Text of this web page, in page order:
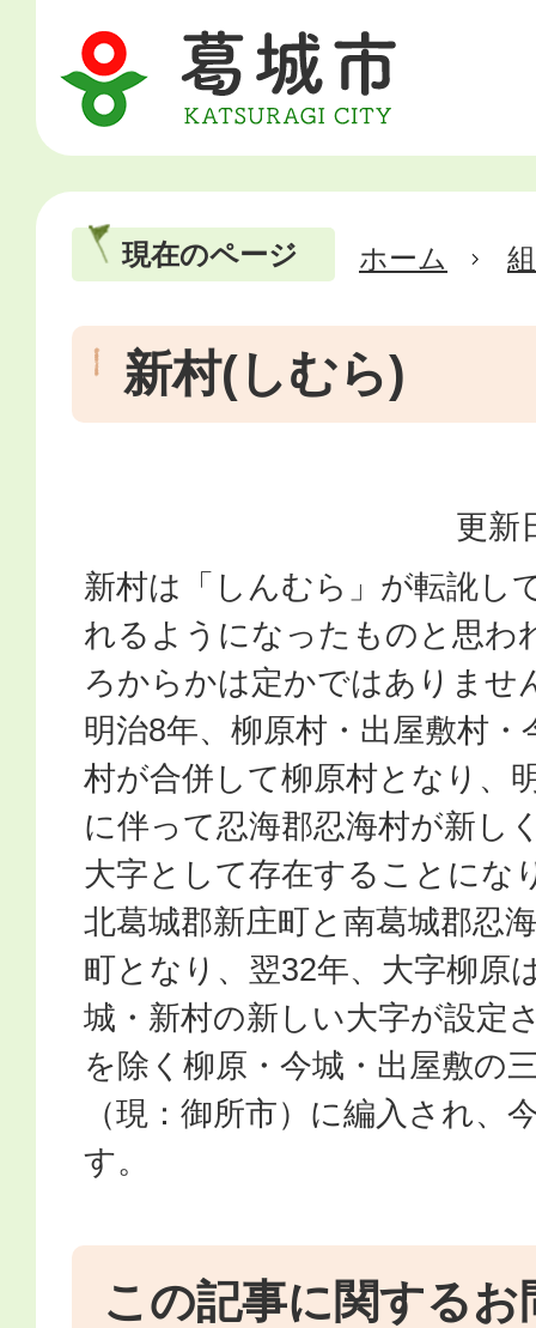
現在のページ ホーム
新村(しむら)
更新
新村は「しんむら」が転訛し
れるようになったものと思わ
ろからかは定かではありませ
明治8年、柳原村・出屋敷村
村が合併して柳原村となり、
に伴って忍海郡忍海村が新し
大字として存在することにな
北葛城郡新庄町と南葛城郡忍
町となり、翌32年、大字柳原
城・新村の新しい大字が設定
を除く柳原・今城・出屋敷の
（現：御所市）に編入され、
す。
この記事に関するお